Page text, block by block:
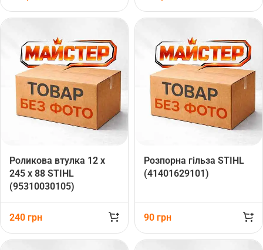
Роликова втулка 12 х
245 х 88 STIHL
(95310030105)
240 грн
Розпорна гільза STIHL
(41401629101)
90 грн